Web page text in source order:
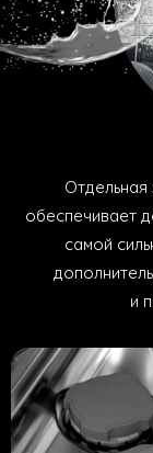
обеспечивает
самой
и